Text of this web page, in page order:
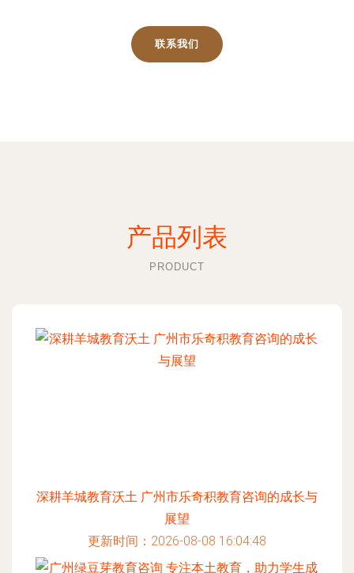
联系我们
产品列表
PRODUCT
深耕羊城教育沃土 广州市乐奇积教育咨询的成长与
展望
更新时间：2026-08-08 16:04:48